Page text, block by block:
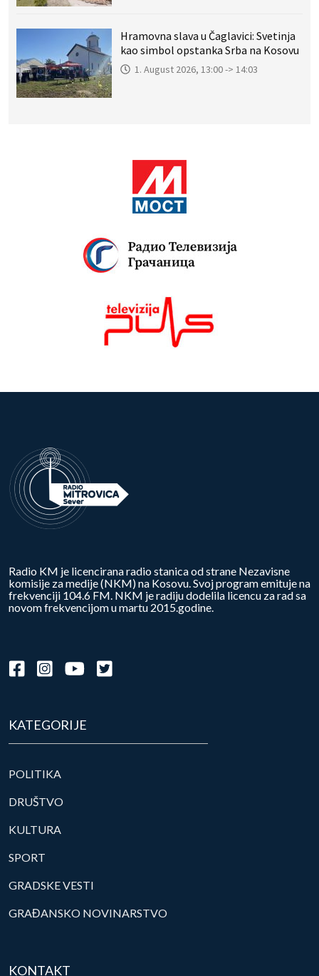
Hramovna slava u Čaglavici: Svetinja
kao simbol opstanka Srba na Kosovu
1. August 2026, 13:00 -> 14:03
Radio KM je licencirana radio stanica od strane Nezavisne
komisije za medije (NKM) na Kosovu. Svoj program emituje na
frekvenciji 104.6 FM. NKM je radiju dodelila licencu za rad sa
novom frekvencijom u martu 2015.godine.
KATEGORIJE
POLITIKA
DRUŠTVO
KULTURA
SPORT
GRADSKE VESTI
GRAĐANSKO NOVINARSTVO
KONTAKT